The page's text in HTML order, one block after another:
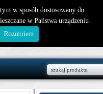
nowy klient
w sposób dostosowany do
w Państwa urządzeniu
Rozumiem